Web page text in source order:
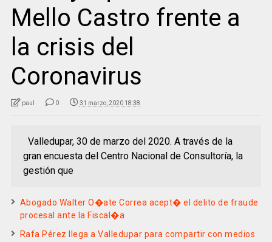
Mello Castro frente a
la crisis del
Coronavirus
paul 0 31 marzo, 2020 18:38
Valledupar, 30 de marzo del 2020. A través de la
gran encuesta del Centro Nacional de Consultoría, la
gestión que
Abogado Walter O�ate Correa acept� el delito de fraude
procesal ante la Fiscal�a
Rafa Pérez llega a Valledupar para compartir con medios